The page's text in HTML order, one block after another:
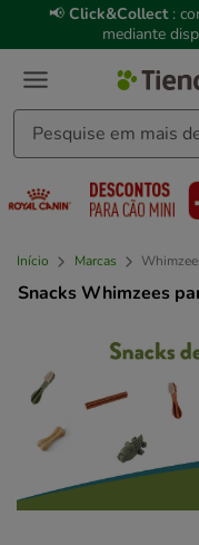
3,
mensagem,
📢 Click&Collect :
mediante
Início Marcas
Snacks Whimzees